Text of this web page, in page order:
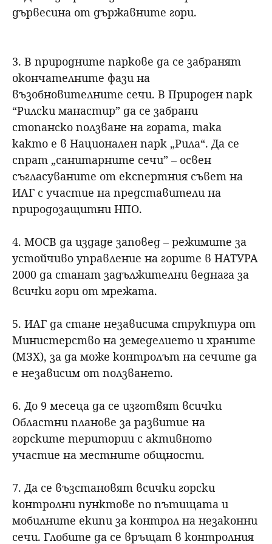
дървесина от държавните гори.
3. В природните паркове да се забранят
окончателните фази на
възобновителните сечи. В Природен парк
“Рилски манастир” да се забрани
стопанско ползване на гората, така
както е в Национален парк „Рила“. Да се
спрат „санитарните сечи” – освен
съгласуваните от експертния съвет на
ИАГ с участие на представители на
природозащитни НПО.
4. МОСВ да издаде заповед – режимите за
устойчиво управление на горите в НАТУРА
2000 да станат задължителни веднага за
всички гори от мрежата.
5. ИАГ да стане независима структура от
Министерство на земеделието и храните
(МЗХ), за да може контролът на сечите да
е независим от ползването.
6. До 9 месеца да се изготвят всички
Областни планове за развитие на
горските територии с активното
участие на местните общности.
7. Да се възстановят всички горски
контролни пунктове по пътищата и
мобилните екипи за контрол на незаконни
сечи. Глобите да се връщат в контролния